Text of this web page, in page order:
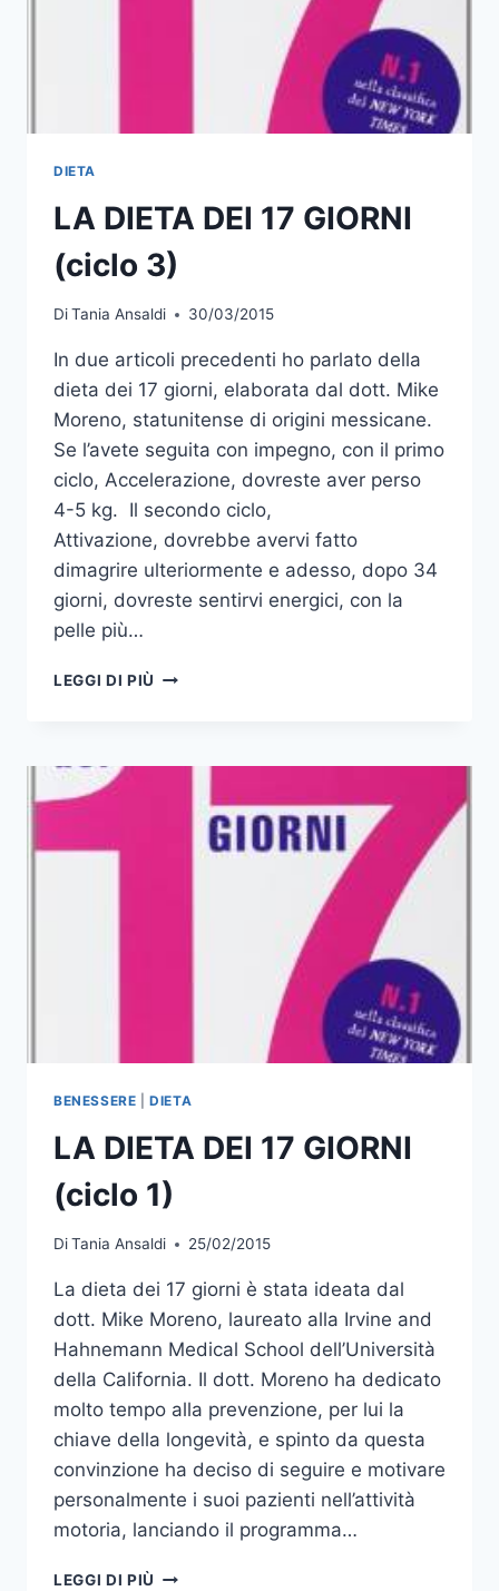
DIETA
LA DIETA DEI 17 GIORNI
(ciclo 3)
DiTania Ansaldi 30/03/2015
In due articoli precedenti ho parlato della
dieta dei 17 giorni, elaborata dal dott. Mike
Moreno, statunitense di origini messicane.
Se l’avete seguita con impegno, con il primo
ciclo, Accelerazione, dovreste aver perso
4-5 kg. Il secondo ciclo,
Attivazione, dovrebbe avervi fatto
dimagrire ulteriormente e adesso, dopo 34
giorni, dovreste sentirvi energici, con la
pelle più…
LEGGI DI PIÙ LA
GIORNI
BENESSERE |DIETA
LA DIETA DEI 17 GIORNI
(ciclo 1)
DiTania Ansaldi 25/02/2015
La dieta dei 17 giorni è stata ideata dal
dott. Mike Moreno, laureato alla Irvine and
Hahnemann Medical School dell’Università
della California. Il dott. Moreno ha dedicato
molto tempo alla prevenzione, per lui la
chiave della longevità, e spinto da questa
convinzione ha deciso di seguire e motivare
personalmente i suoi pazienti nell’attività
motoria, lanciando il programma…
LEGGI DI PIÙ LA